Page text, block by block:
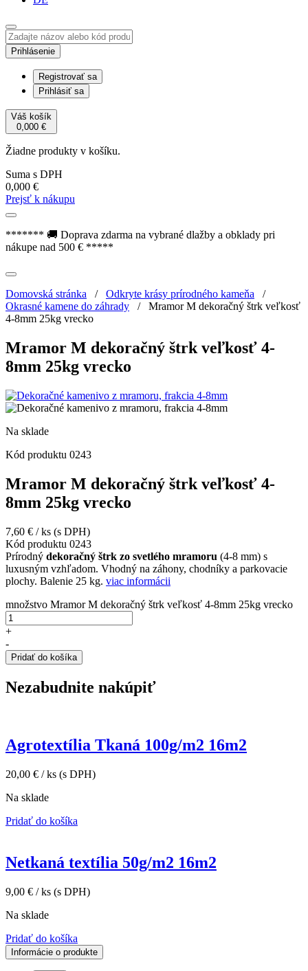
Prihlásenie
Registrovať sa
Prihlásiť sa
Váš košík
0,000 €
Žiadne produkty v košíku.
Suma s DPH
0,000 €
Prejsť k nákupu
******* 🚚 Doprava zdarma na vybrané dlažby a obklady pri
nákupe nad 500 € *****
Domovská stránka / Odkryte krásy prírodného kameňa /
Okrasné kamene do záhrady / Mramor M dekoračný štrk veľkosť
4-8mm 25kg vrecko
Mramor M dekoračný štrk veľkosť 4-
8mm 25kg vrecko
Na sklade
Kód produktu 0243
Mramor M dekoračný štrk veľkosť 4-
8mm 25kg vrecko
7,60 € / ks (s DPH)
Kód produktu 0243
Prírodný dekoračný štrk zo svetlého mramoru (4-8 mm) s
luxusným vzhľadom. Vhodný na záhony, chodníky a parkovacie
plochy. Balenie 25 kg. viac informácii
množstvo Mramor M dekoračný štrk veľkosť 4-8mm 25kg vrecko
+
-
Pridať do košíka
Nezabudnite nakúpiť
Agrotextília Tkaná 100g/m2 16m2
20,00 € / ks (s DPH)
Na sklade
Pridať do košíka
Netkaná textília 50g/m2 16m2
9,00 € / ks (s DPH)
Na sklade
Pridať do košíka
Informácie o produkte